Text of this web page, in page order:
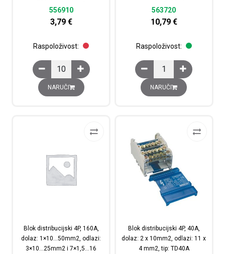
556910
3,79 €
Raspoloživost:
BJ okrugla bakrena pletenica sa stopicama, 45 A, 6
NARUČI
563720
10,79 €
Raspoloživost:
Blok distribucijski 2P,
NARUČI
Blok distribucijski 4P, 160A,
dolaz: 1×10…50mm2, odlazi:
3×10…25mm2 i 7×1,5…16
Blok distribucijski 4P, 40A,
dolaz: 2 x 10mm2, odlazi: 11 x
4 mm2, tip: TD40A